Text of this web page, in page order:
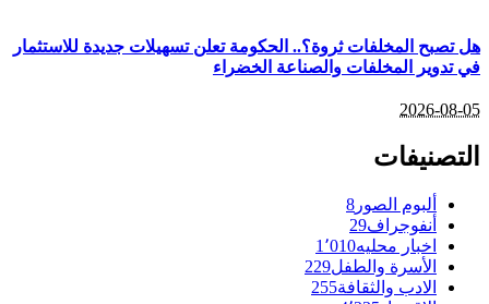
هل تصبح المخلفات ثروة؟.. الحكومة تعلن تسهيلات جديدة للاستثمار
في تدوير المخلفات والصناعة الخضراء
2026-08-05
التصنيفات
ألبوم الصور 8
أنفوجراف29
اخبار محليه1٬010
الأسرة والطفل229
الادب والثقافة255